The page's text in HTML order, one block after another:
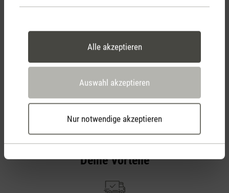
Alle akzeptieren
Auswahl akzeptieren
Nur notwendige akzeptieren
Jetzt Produkt bewerten
Stadler Form
Deine Vorteile